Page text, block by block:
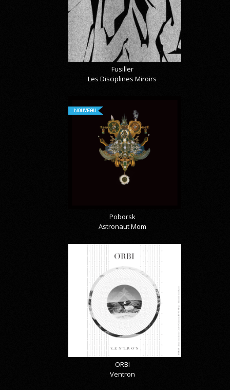
Fusiller
Les Disciplines Miroirs
NOUVEAU
Poborsk
Astronaut Mom
ORBI
Ventron